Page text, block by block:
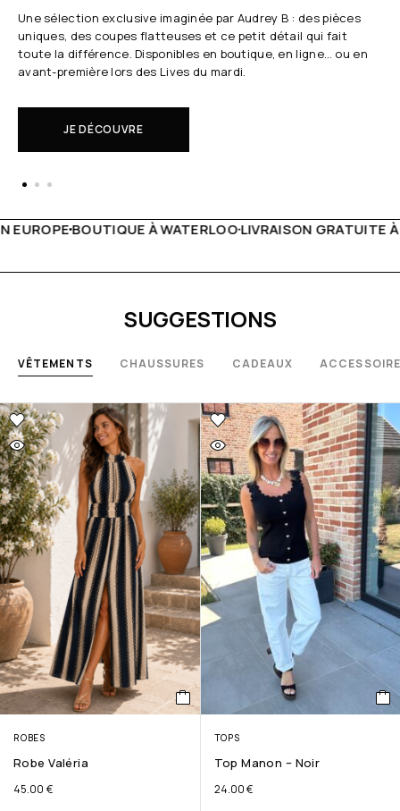
Une sélection exclusive imaginée par Audrey B : des pièces
uniques, des coupes flatteuses et ce petit détail qui fait
toute la différence. Disponibles en boutique, en ligne… ou en
avant-première lors des Lives du mardi.
JE DÉCOUVRE
LIVRAISON GRATUITE À PARTIR DE 150€LIVE
SUGGESTIONS
VÊTEMENTS CHAUSSURES CADEAUX
ROBES
Robe Valéria
45.00 €
TOPS
Top Manon – Noir
24.00€